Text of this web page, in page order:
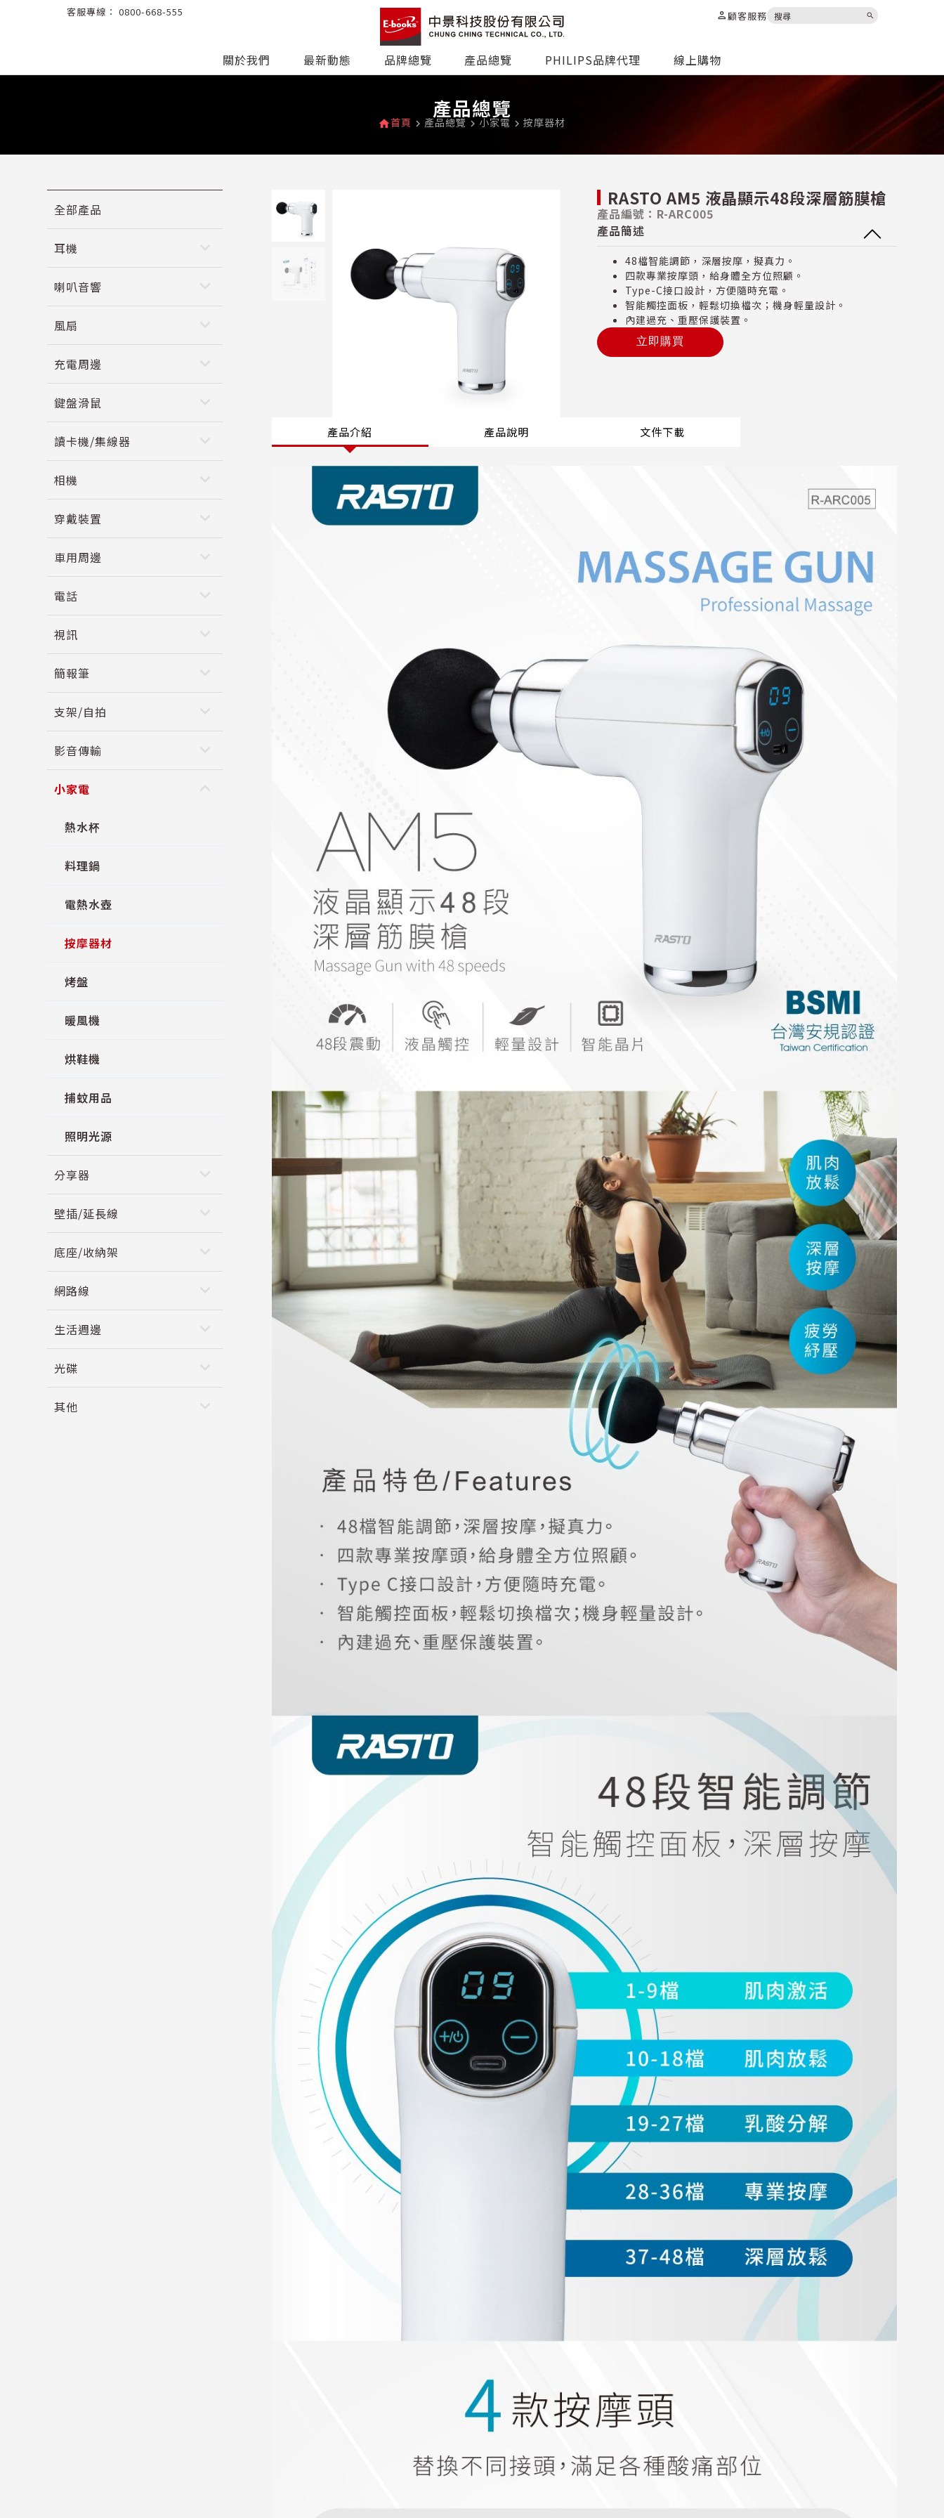
客服專線： 0800-668-555 person顧客服務 search
關於我們 最新動態 品牌總覽 產品總覽 PHILIPS品牌代理 線上購物
產品總覽
home首頁 navigate_next產品總覽 navigate_next 小家電 navigate_next按摩器材
全部產品
耳機 keyboard_arrow_down
喇叭音響 keyboard_arrow_down
風扇 keyboard_arrow_down
充電周邊 keyboard_arrow_down
鍵盤滑鼠 keyboard_arrow_down
讀卡機/集線器 keyboard_arrow_down
相機 keyboard_arrow_down
穿戴裝置 keyboard_arrow_down
車用周邊 keyboard_arrow_down
電話 keyboard_arrow_down
視訊 keyboard_arrow_down
簡報筆 keyboard_arrow_down
支架/自拍 keyboard_arrow_down
影音傳輸 keyboard_arrow_down
小家電 keyboard_arrow_up
熱水杯
料理鍋
電熱水壺
按摩器材
烤盤
暖風機
烘鞋機
捕蚊用品
照明光源
分享器 keyboard_arrow_down
壁插/延長線 keyboard_arrow_down
底座/收納架 keyboard_arrow_down
網路線 keyboard_arrow_down
生活週邊 keyboard_arrow_down
光碟 keyboard_arrow_down
其他 keyboard_arrow_down
RASTO AM5 液晶顯示48段深層筋膜槍
產品編號：R-ARC005
產品簡述
48檔智能調節，深層按摩，擬真力。
四款專業按摩頭，給身體全方位照顧。
Type-C接口設計，方便隨時充電。
智能觸控面板，輕鬆切換檔次；機身輕量設計。
內建過充、重壓保護裝置。
立即購買
產品介紹 產品說明 文件下載